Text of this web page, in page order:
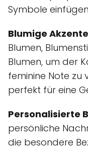
Symbole
Blumige
Blumen,
Blumen, um der
feminine Note zu
perfekt für eine
Personalisierte
persönliche
die besondere